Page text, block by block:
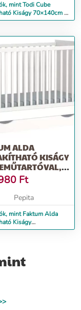
mint Todi Cube
Kiságy 70×140cm -
ALDA
KISÁGY
70X...
Ft
Pepita
mint Faktum Alda
Kiságy
rágásvédővel